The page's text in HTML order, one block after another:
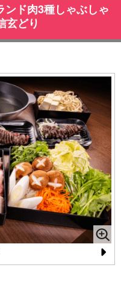
ンド肉3種しゃぶしゃ
玄どり
N